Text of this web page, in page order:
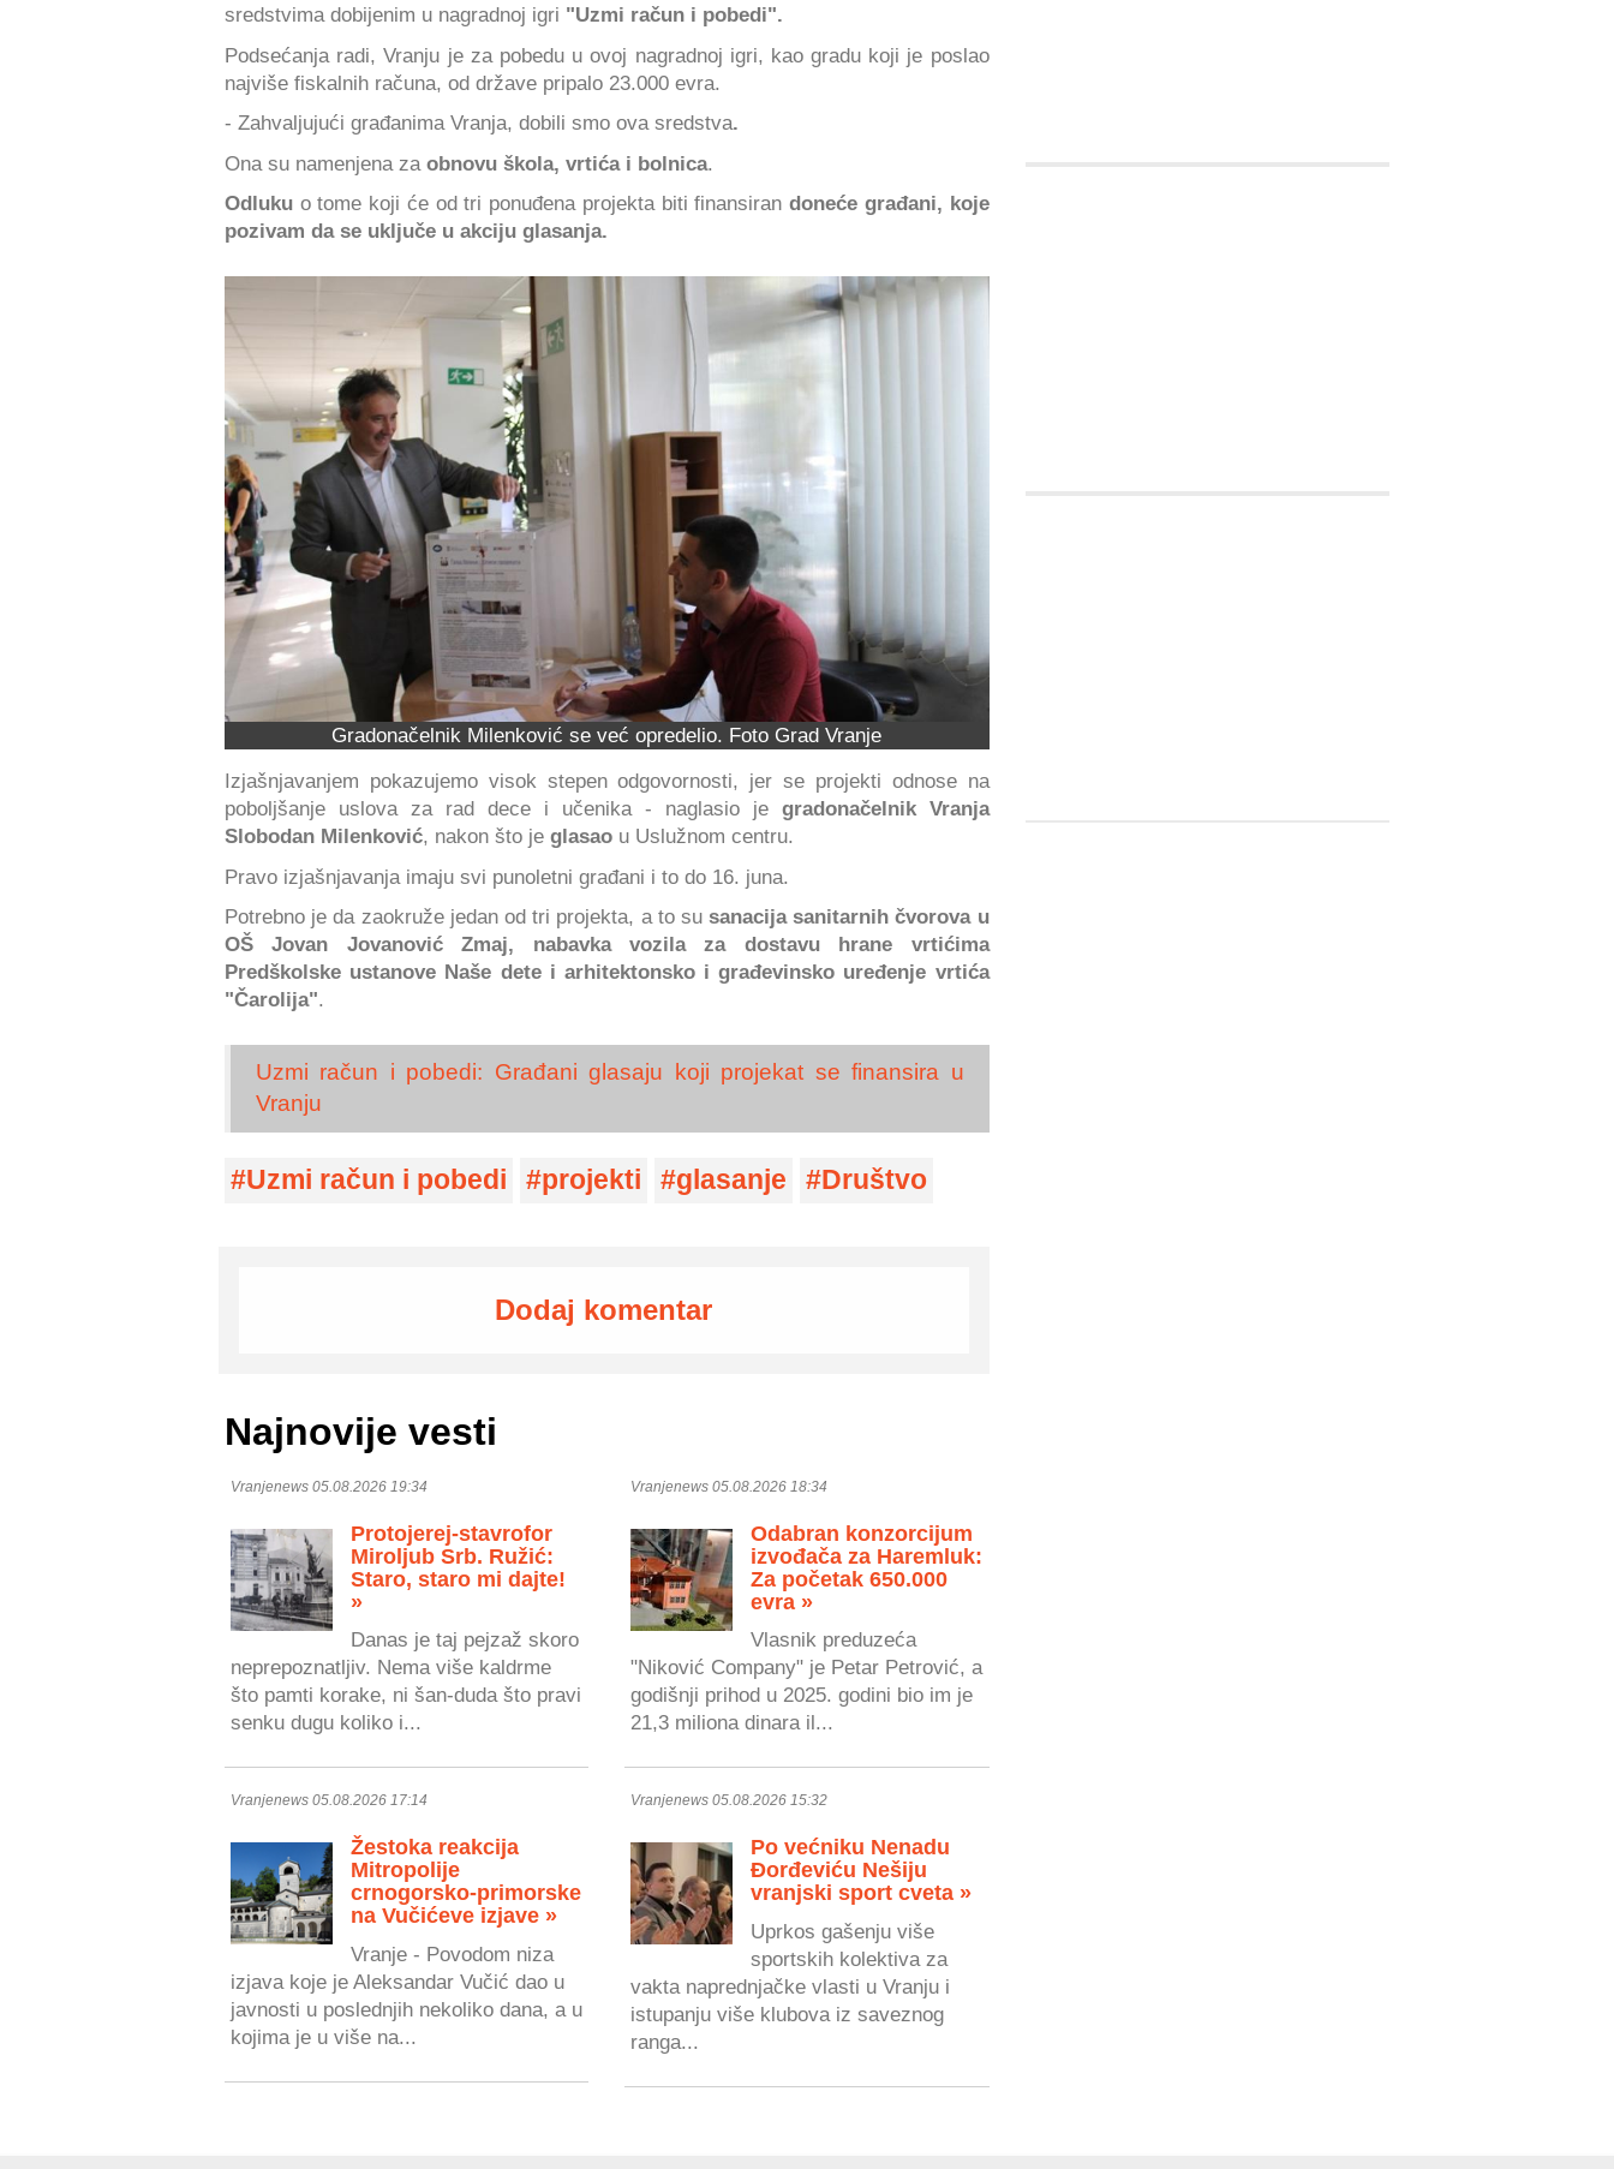
sredstvima dobijenim u nagradnoj igri "Uzmi račun i pobedi".
Podsećanja radi, Vranju je za pobedu u ovoj nagradnoj igri, kao gradu koji je poslao
najviše fiskalnih računa, od države pripalo 23.000 evra.
- Zahvaljujući građanima Vranja, dobili smo ova sredstva.
Ona su namenjena za obnovu škola, vrtića i bolnica.
Odluku o tome koji će od tri ponuđena projekta biti finansirandoneće građani, koje
pozivam da se uključe u akciju glasanja.
Gradonačelnik Milenković se već opredelio. Foto Grad Vranje
Izjašnjavanjem pokazujemo visok stepen odgovornosti, jer se projekti odnose na
poboljšanje uslova za rad dece i učenika - naglasio je gradonačelnik Vranja
Slobodan Milenković, nakon što je glasao u Uslužnom centru.
Pravo izjašnjavanja imaju svi punoletni građani i to do 16. juna.
Potrebno je da zaokruže jedan od tri projekta, a to susanacija sanitarnih čvorova u
OŠ Jovan Jovanović Zmaj, nabavka vozila za dostavu hrane vrtićima
Predškolske ustanove Naše dete i arhitektonsko i građevinsko uređenje vrtića
"Čarolija".
Uzmi račun i pobedi: Građani glasaju koji projekat se finansira u
Vranju
Uzmi račun i pobedi projekti glasanje Društvo
Dodaj komentar
Najnovije vesti
Vranjenews 05.08.2026 19:34
Protojerej-stavrofor
Miroljub Srb. Ružić:
Staro, staro mi dajte!
»
Danas je taj pejzaž skoro
neprepoznatljiv. Nema više kaldrme
što pamti korake, ni šan-duda što pravi
senku dugu koliko i...
Vranjenews 05.08.2026 18:34
Odabran konzorcijum
izvođača za Haremluk:
Za početak 650.000
evra »
Vlasnik preduzeća
"Niković Company" je Petar Petrović, a
godišnji prihod u 2025. godini bio im je
21,3 miliona dinara il...
Vranjenews 05.08.2026 17:14
Žestoka reakcija
Mitropolije
crnogorsko-primorske
na Vučićeve izjave »
Vranje - Povodom niza
izjava koje je Aleksandar Vučić dao u
javnosti u poslednjih nekoliko dana, a u
kojima je u više na...
Vranjenews 05.08.2026 15:32
Po većniku Nenadu
Đorđeviću Nešiju
vranjski sport cveta »
Uprkos gašenju više
sportskih kolektiva za
vakta naprednjačke vlasti u Vranju i
istupanju više klubova iz saveznog
ranga...